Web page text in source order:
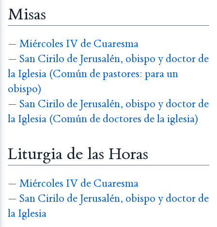
Misas
— Miércoles IV de Cuaresma
— San Cirilo de Jerusalén, obispo y doctor de
la Iglesia (Común de pastores: para un
obispo)
— San Cirilo de Jerusalén, obispo y doctor de
la Iglesia (Común de doctores de la iglesia)
Liturgia de las Horas
— Miércoles IV de Cuaresma
— San Cirilo de Jerusalén, obispo y doctor de
la Iglesia